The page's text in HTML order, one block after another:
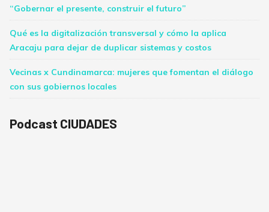
“Gobernar el presente, construir el futuro”
Qué es la digitalización transversal y cómo la aplica
Aracaju para dejar de duplicar sistemas y costos
Vecinas x Cundinamarca: mujeres que fomentan el diálogo
con sus gobiernos locales
Podcast CIUDADES